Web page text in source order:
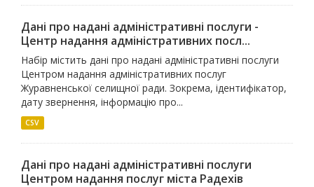
Дані про надані адміністративні послуги -
Центр надання адміністративних посл...
Набір містить дані про надані адміністративні послуги
Центром надання адміністративних послуг
Журавненської селищної ради. Зокрема, ідентифікатор,
дату звернення, інформацію про...
CSV
Дані про надані адміністративні послуги
Центром надання послуг міста Радехів